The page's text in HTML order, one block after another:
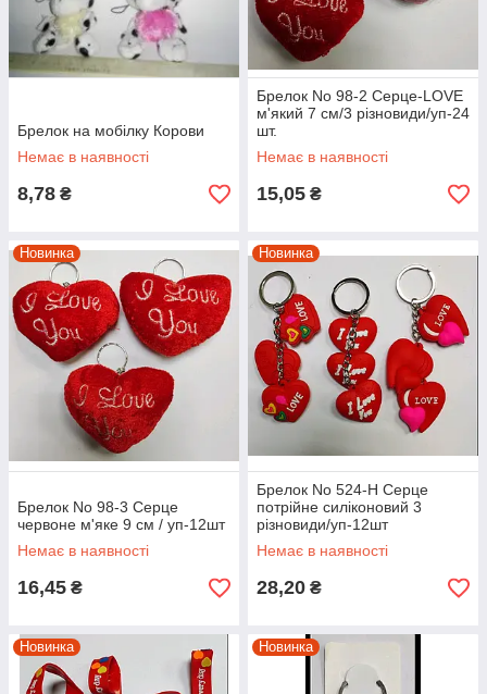
Брелок на мобілку Корови
Немає в наявності
8,78 ₴
Брелок No 98-2 Серце-LOVE
м'який 7 см/3 різновиди/уп-24
шт.
Немає в наявності
15,05 ₴
Новинка
Брелок No 98-3 Серце
червоне м'яке 9 см / уп-12шт
Немає в наявності
16,45 ₴
Новинка
Брелок No 524-Н Серце
потрійне силіконовий 3
різновиди/уп-12шт
Немає в наявності
28,20 ₴
Новинка Новинка